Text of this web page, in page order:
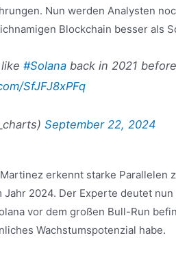
Nun werden Analysten
Blockchain besser als
like#Solana back in 2021
SfJFJ8xPFq
September 22, 2024
erkennt starke Parallelen
Jahr 2024. Der Experte deutet
vor dem großen Bull-Run
Wachstumspotenzial habe.